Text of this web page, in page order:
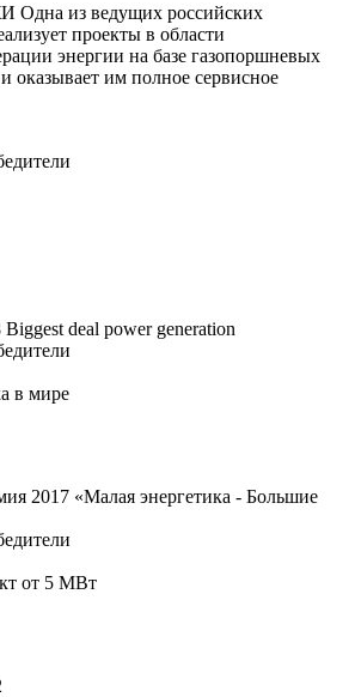
Одна из ведущих российских
проекты в области
энергии на базе газопоршневых
оказывает им полное сервисное
deal power generation
в мире
2017 «Малая энергетика - Большие
от 5 МВт